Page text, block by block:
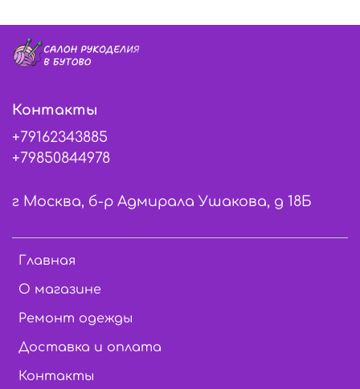
Главная
О магазине
Ремонт одежды
Доставка и оплата
Контакты
Контакты
+79162343885
+79850844978
г Москва, б-р Адмирала Ушакова, д 18Б